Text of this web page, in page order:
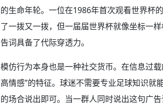
的生命年轮。一位在1986年首次观看世界杯
了一拨又一拨，但一届届世界杯就像坐标一
告词具备了代际穿透力。
模仿行为本身也是一种社交货币。在信息过
高情感”的特征。球迷不需要专业足球知识
的场合说出即可。当一群人同时说出这句广